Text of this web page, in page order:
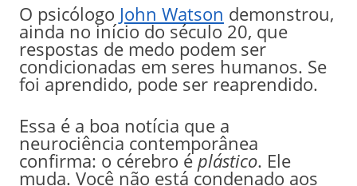
O psicólogo John Watson demonstrou,
ainda no início do século 20, que
respostas de medo podem ser
condicionadas em seres humanos. Se
foi aprendido, pode ser reaprendido.
Essa é a boa notícia que a
neurociência contemporânea
confirma: o cérebro é plástico. Ele
muda. Você não está condenado aos